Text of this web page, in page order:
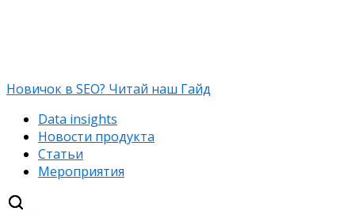
Новичок в SEO? Читай наш Гайд
Data insights
Новости продукта
Статьи
Мероприятия